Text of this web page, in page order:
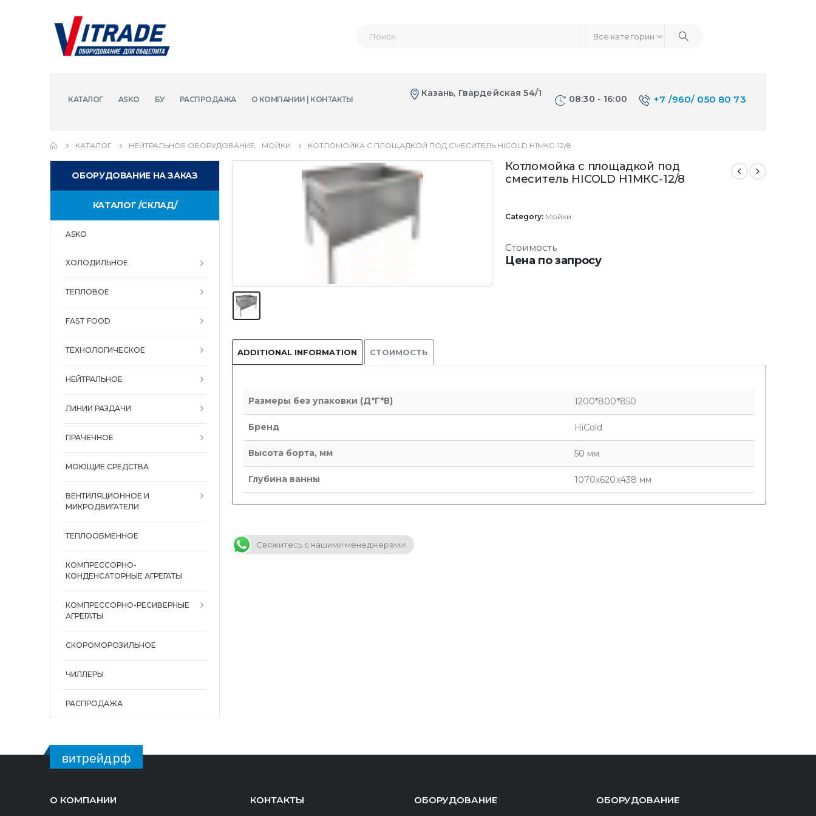
Все категории
КАТАЛОГ ASKO БУ РАСПРОДАЖА О КОМПАНИИ | КОНТАКТЫ
Казань, Гвардейская 54/1
08:30 - 16:00 +7 /960/ 050 80 73
КАТАЛОГ НЕЙТРАЛЬНОЕ ОБОРУДОВАНИЕ МОЙКИ КОТЛОМОЙКА С ПЛОЩАДКОЙ ПОД СМЕСИТЕЛЬ HICOLD Н1МКС-12/8
Котломойка с площадкой под
смеситель HICOLD Н1МКС-12/8
Category: Мойки
Стоимость
Цена по запросу
ADDITIONAL INFORMATION СТОИМОСТЬ
Размеры без упаковки (Д*Г*В) 1200*800*850
Бренд HiCold
Высота борта, мм 50 мм
Глубина ванны 1070х620х438 мм
Свяжитесь с нашими менеджерами!
ОБОРУДОВАНИЕ НА ЗАКАЗ
КАТАЛОГ /СКЛАД/
ASKO
ХОЛОДИЛЬНОЕ
ТЕПЛОВОЕ
FAST FOOD
ТЕХНОЛОГИЧЕСКОЕ
НЕЙТРАЛЬНОЕ
ЛИНИИ РАЗДАЧИ
ПРАЧЕЧНОЕ
МОЮЩИЕ СРЕДСТВА
ВЕНТИЛЯЦИОННОЕ И
МИКРОДВИГАТЕЛИ
ТЕПЛООБМЕННОЕ
КОМПРЕССОРНО-
КОНДЕНСАТОРНЫЕ АГРЕГАТЫ
КОМПРЕССОРНО-РЕСИВЕРНЫЕ
АГРЕГАТЫ
СКОРОМОРОЗИЛЬНОЕ
ЧИЛЛЕРЫ
РАСПРОДАЖА
витрейд.рф
О КОМПАНИИ КОНТАКТЫ ОБОРУДОВАНИЕ ОБОРУДОВАНИЕ